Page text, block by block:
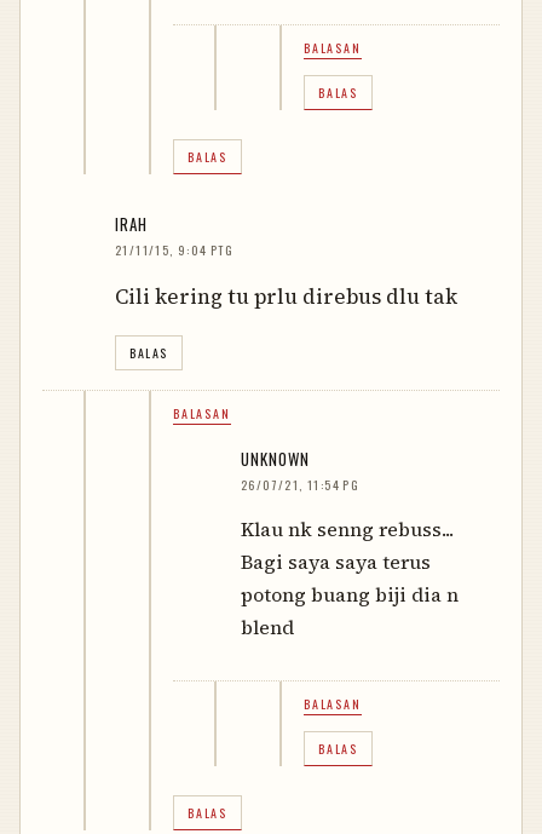
BALASAN
BALAS
BALAS
IRAH
21/11/15, 9:04 PTG
Cili kering tu prlu direbus dlu tak
BALAS
BALASAN
UNKNOWN
26/07/21, 11:54 PG
Klau nk senng rebuss...
Bagi saya saya terus
potong buang biji dia n
blend
BALASAN
BALAS
BALAS